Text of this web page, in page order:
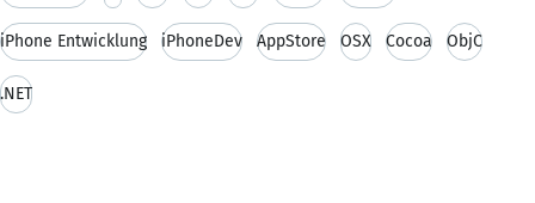
iPhone Entwicklung iPhoneDev AppStore OSX Cocoa ObjC
.NET